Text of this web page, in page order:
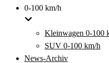
0-100 km/h
Kleinwagen 0-100
SUV 0-100 km/h
News-Archiv